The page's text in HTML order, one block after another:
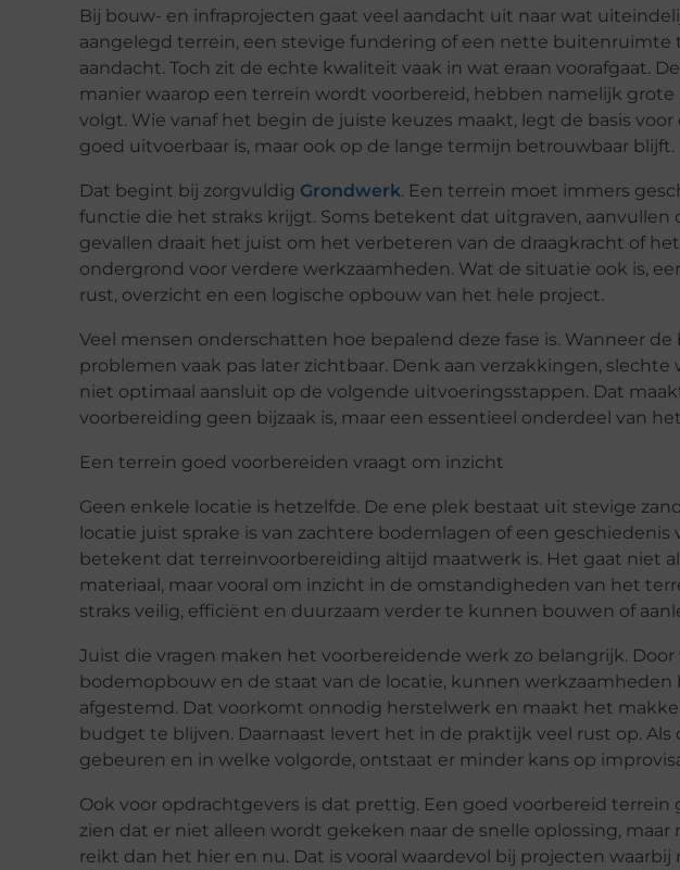
Bij bouw- en infraprojecten gaat veel aandacht uit naar wat
aangelegd terrein, een stevige fundering of een nette buitenruimte
aandacht. Toch zit de echte kwaliteit vaak in wat eraan voorafgaat.
manier waarop een terrein wordt voorbereid, hebben namelijk grote
volgt. Wie vanaf het begin de juiste keuzes maakt, legt de basis
goed uitvoerbaar is, maar ook op de lange termijn betrouwbaar blijft.
Dat begint bij zorgvuldig Grondwerk. Een terrein moet immers
functie die het straks krijgt. Soms betekent dat uitgraven, aanvullen
gevallen draait het juist om het verbeteren van de draagkracht of
ondergrond voor verdere werkzaamheden. Wat de situatie ook is,
rust, overzicht en een logische opbouw van het hele project.
Veel mensen onderschatten hoe bepalend deze fase is. Wanneer de
problemen vaak pas later zichtbaar. Denk aan verzakkingen,
niet optimaal aansluit op de volgende uitvoeringsstappen. Dat
voorbereiding geen bijzaak is, maar een essentieel onderdeel van
Een terrein goed voorbereiden vraagt om inzicht
Geen enkele locatie is hetzelfde. De ene plek bestaat uit stevige
locatie juist sprake is van zachtere bodemlagen of een
betekent dat terreinvoorbereiding altijd maatwerk is. Het gaat niet
materiaal, maar vooral om inzicht in de omstandigheden van het
straks veilig, efficiënt en duurzaam verder te kunnen bouwen of
Juist die vragen maken het voorbereidende werk zo belangrijk.
bodemopbouw en de staat van de locatie, kunnen werkzaamheden
afgestemd. Dat voorkomt onnodig herstelwerk en maakt het
budget te blijven. Daarnaast levert het in de praktijk veel rust op.
gebeuren en in welke volgorde, ontstaat er minder kans op
Ook voor opdrachtgevers is dat prettig. Een goed voorbereid terrein
zien dat er niet alleen wordt gekeken naar de snelle oplossing, maar
reikt dan het hier en nu. Dat is vooral waardevol bij projecten